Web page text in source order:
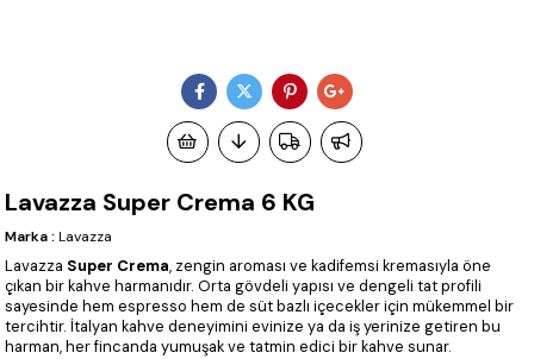
Lavazza Super Crema 6 KG
Marka : Lavazza
Lavazza Super Crema, zengin aroması ve kadifemsi kremasıyla öne
çıkan bir kahve harmanıdır. Orta gövdeli yapısı ve dengeli tat profili
sayesinde hem espresso hem de süt bazlı içecekler için mükemmel bir
tercihtir. İtalyan kahve deneyimini evinize ya da iş yerinize getiren bu
harman, her fincanda yumuşak ve tatmin edici bir kahve sunar.